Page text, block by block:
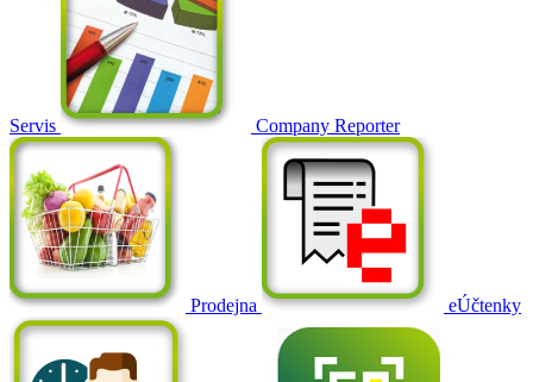
Servis Company Reporter
Prodejna eÚčtenky